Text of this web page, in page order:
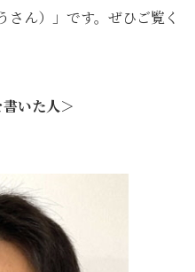
ん）」です。ぜひご覧く
いた人＞